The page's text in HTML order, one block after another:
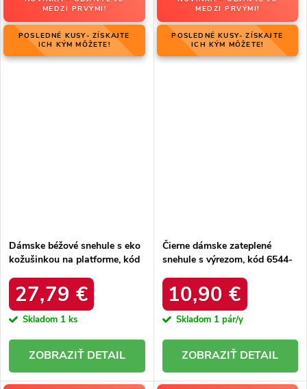
MEDZI PRVÝMI!
POSLEDNÉ KUSY- ZÍSKAJTE
ICH KÝM MÔŽETE!
Dámske béžové snehule s eko
kožušinkou na platforme, kód
27,79 €
Skladom 1 ks
DETAIL
MEDZI PRVÝMI!
POSLEDNÉ KUSY- ZÍSKAJTE
ICH KÝM MÔŽETE!
Čierne dámske zateplené
snehule s výrezom, kód 6544-
10,90 €
Skladom 1 pár/y
DETAIL